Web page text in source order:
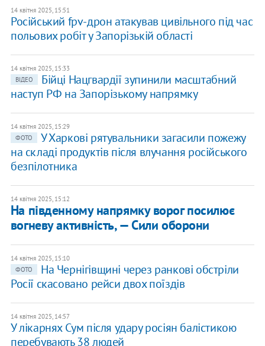
14 квітня 2025, 15:51
Російський fpv-дрон атакував цивільного під час
польових робіт у Запорізькій області
14 квітня 2025, 15:33
ВІДЕО
Бійці Нацгвардії зупинили масштабний
наступ РФ на Запорізькому напрямку
14 квітня 2025, 15:29
ФОТО
У Харкові рятувальники загасили пожежу
на складі продуктів після влучання російського
безпілотника
14 квітня 2025, 15:12
На південному напрямку ворог посилює
вогневу активність, — Сили оборони
14 квітня 2025, 15:10
ФОТО
На Чернігівщині через ранкові обстріли
Росії скасовано рейси двох поїздів
14 квітня 2025, 14:57
У лікарнях Сум після удару росіян балістикою
перебувають 38 людей